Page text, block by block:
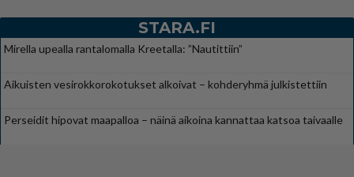
STARA.FI
Mirella upealla rantalomalla Kreetalla: ”Nautittiin”
Aikuisten vesirokkorokotukset alkoivat – kohderyhmä julkistettiin
Perseidit hipovat maapalloa – näinä aikoina kannattaa katsoa taivaalle